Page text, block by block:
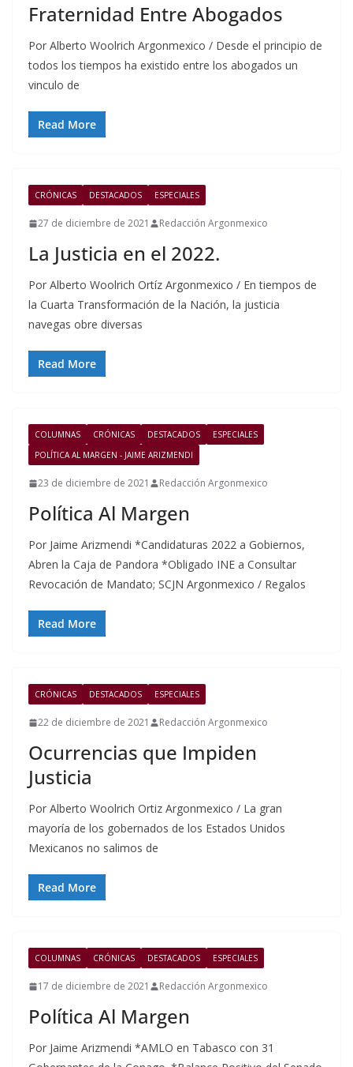
Fraternidad Entre Abogados
Por Alberto Woolrich Argonmexico / Desde el principio de
todos los tiempos ha existido entre los abogados un
vinculo de
Read More
CRÓNICAS DESTACADOS ESPECIALES
27 de diciembre de 2021 Redacción Argonmexico
La Justicia en el 2022.
Por Alberto Woolrich Ortíz Argonmexico / En tiempos de
la Cuarta Transformación de la Nación, la justicia
navegas obre diversas
Read More
COLUMNAS CRÓNICAS DESTACADOS
ESPECIALES
POLÍTICA AL MARGEN - JAIME ARIZMENDI
23 de diciembre de 2021 Redacción Argonmexico
Política Al Margen
Por Jaime Arizmendi *Candidaturas 2022 a Gobiernos,
Abren la Caja de Pandora *Obligado INE a Consultar
Revocación de Mandato; SCJN Argonmexico / Regalos
Read More
CRÓNICAS DESTACADOS ESPECIALES
22 de diciembre de 2021 Redacción Argonmexico
Ocurrencias que Impiden
Justicia
Por Alberto Woolrich Ortiz Argonmexico / La gran
mayoría de los gobernados de los Estados Unidos
Mexicanos no salimos de
Read More
COLUMNAS CRÓNICAS DESTACADOS ESPECIALES
17 de diciembre de 2021 Redacción Argonmexico
Política Al Margen
Por Jaime Arizmendi *AMLO en Tabasco con 31